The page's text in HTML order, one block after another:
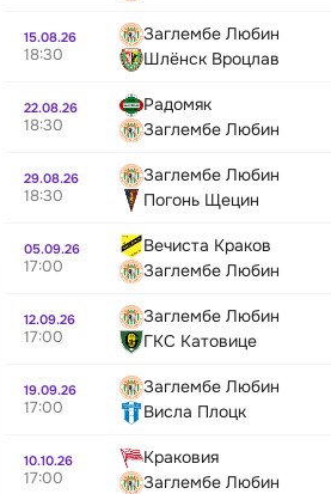
15.08.26
18:30
Заглембе Любин
Шлёнск Вроцлав
22.08.26
18:30
Радомяк
Заглембе Любин
29.08.26
18:30
Заглембе Любин
Погонь Щецин
05.09.26
17:00
Вечиста Краков
Заглембе Любин
12.09.26
17:00
Заглембе Любин
ГКС Катовице
19.09.26
17:00
Заглембе Любин
Висла Плоцк
10.10.26
17:00
Краковия
Заглембе Любин